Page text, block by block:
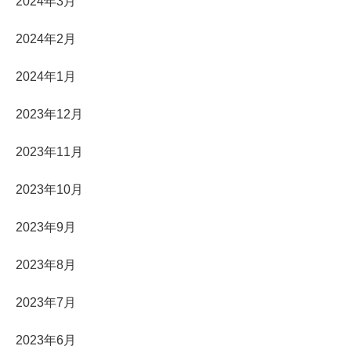
2024年2月
2024年1月
2023年12月
2023年11月
2023年10月
2023年9月
2023年8月
2023年7月
2023年6月